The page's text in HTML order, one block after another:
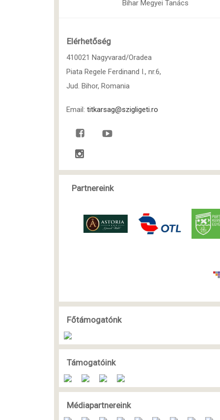
Bihar Megyei Tanács
Elérhetőség
410021 Nagyvarad/Oradea
Piata Regele Ferdinand I., nr.6,
Jud. Bihor, Romania
Email: titkarsag@szigligeti.ro
Partnereink
Főtámogatónk
Támogatóink
Médiapartnereink